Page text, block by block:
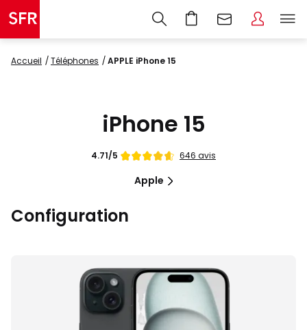
Accueil Téléphones APPLE iPhone 15
iPhone 15
Note
4.71/5 646 avis
Apple
Configuration
Images
produit